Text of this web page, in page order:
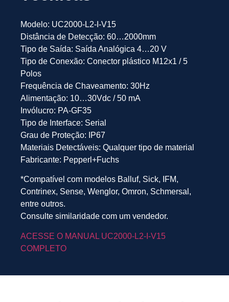
Modelo: UC2000-L2-I-V15
Distância de Detecção: 60…2000mm
Tipo de Saída: Saída Analógica 4…20 V
Tipo de Conexão: Conector plástico M12x1 / 5
Polos
Frequência de Chaveamento: 30Hz
Alimentação: 10…30Vdc / 50 mA
Invólucro: PA-GF35
Tipo de Interface: Serial
Grau de Proteção: IP67
Materiais Detectáveis: Qualquer tipo de material
Fabricante: Pepperl+Fuchs
*Compatível com modelos Balluf, Sick, IFM,
Contrinex, Sense, Wenglor, Omron, Schmersal,
entre outros.
Consulte similaridade com um vendedor.
ACESSE O MANUAL UC2000-L2-I-V15
COMPLETO